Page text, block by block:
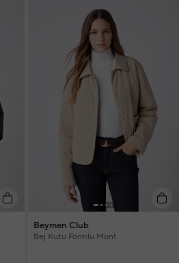
Beymen Club
Bej Kutu Formlu Mont